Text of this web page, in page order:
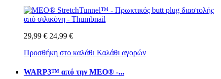
29,99 € 24,99 €
Προσθήκη στο καλάθι Καλάθι αγορών
WARP3™ από την MEO® -...